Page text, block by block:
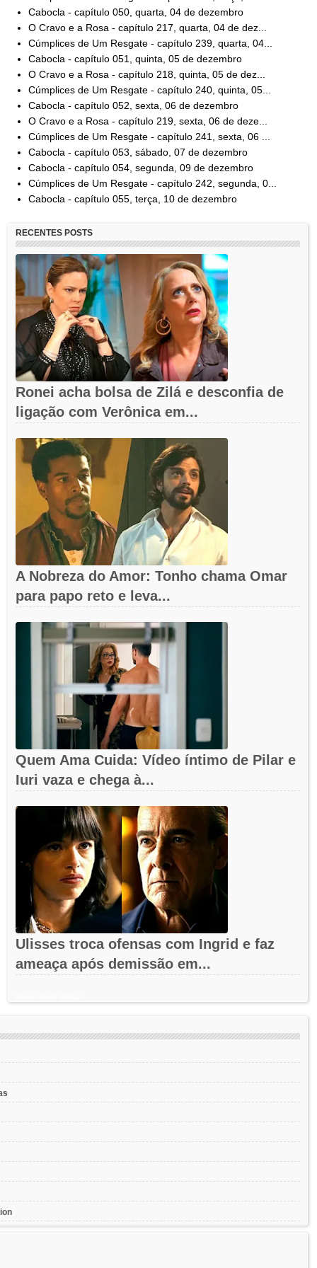
Cabocla - capítulo 050, quarta, 04 de dezembro
O Cravo e a Rosa - capítulo 217, quarta, 04 de dez...
Cúmplices de Um Resgate - capítulo 239, quarta, 04...
Cabocla - capítulo 051, quinta, 05 de dezembro
O Cravo e a Rosa - capítulo 218, quinta, 05 de dez...
Cúmplices de Um Resgate - capítulo 240, quinta, 05...
Cabocla - capítulo 052, sexta, 06 de dezembro
O Cravo e a Rosa - capítulo 219, sexta, 06 de deze...
Cúmplices de Um Resgate - capítulo 241, sexta, 06 ...
Cabocla - capítulo 053, sábado, 07 de dezembro
Cabocla - capítulo 054, segunda, 09 de dezembro
Cúmplices de Um Resgate - capítulo 242, segunda, 0...
Cabocla - capítulo 055, terça, 10 de dezembro
RECENTES POSTS
Ronei acha bolsa de Zilá e desconfia de
ligação com Verônica em...
A Nobreza do Amor: Tonho chama Omar
para papo reto e leva...
Quem Ama Cuida: Vídeo íntimo de Pilar e
Iuri vaza e chega à...
Ulisses troca ofensas com Ingrid e faz
ameaça após demissão em...